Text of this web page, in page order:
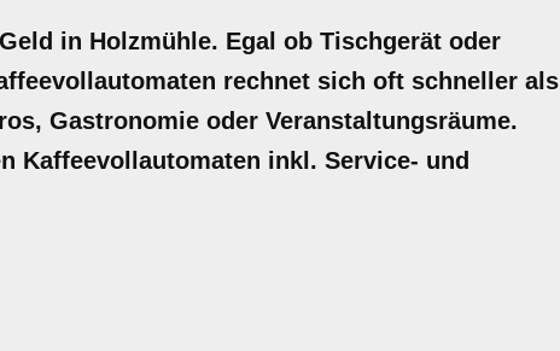
in Holzmühle. Egal ob Tischgerät oder
rechnet sich oft schneller als
Gastronomie oder Veranstaltungsräume.
Kaffeevollautomaten inkl. Service- und